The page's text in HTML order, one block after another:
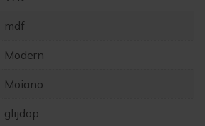
mdf
Modern
Moiano
glijdop